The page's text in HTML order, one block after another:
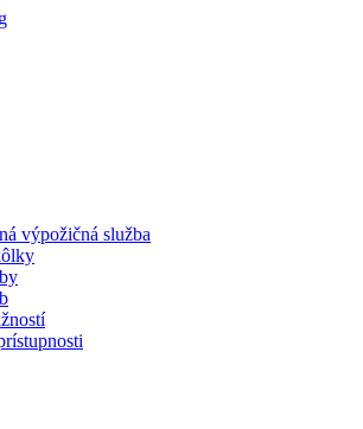
výpožičná služba